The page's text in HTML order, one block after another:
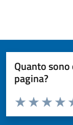
Quanto
pagina?
Valuta da 1 a 5
Valuta 3
Valuta 2
Valuta 1 stelle